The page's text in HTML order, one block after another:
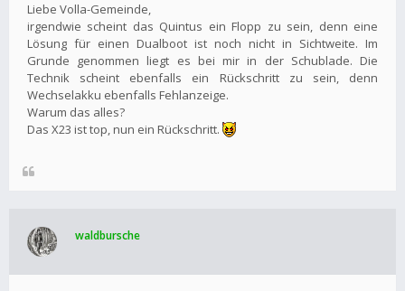
Liebe Volla-Gemeinde,
irgendwie scheint das Quintus ein Flopp zu sein, denn eine
Lösung für einen Dualboot ist noch nicht in Sichtweite. Im
Grunde genommen liegt es bei mir in der Schublade. Die
Technik scheint ebenfalls ein Rückschritt zu sein, denn
Wechselakku ebenfalls Fehlanzeige.
Warum das alles?
Das X23 ist top, nun ein Rückschritt.
waldbursche